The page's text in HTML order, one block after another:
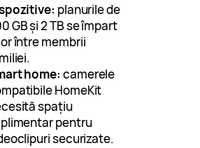
planurile de
GB și 2 TB se împart
între membrii
home: camerele
HomeKit
spațiu
pentru
securizate.